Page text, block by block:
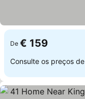
De € 159
Consulte os preços de